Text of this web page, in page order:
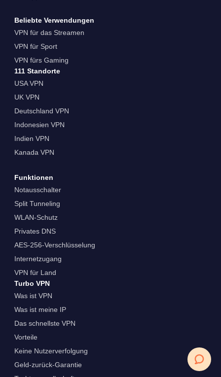
Beliebte Verwendungen
VPN für das Streamen
VPN für Sport
VPN fürs Gaming
111 Standorte
USA VPN
UK VPN
Deutschland VPN
Indonesien VPN
Indien VPN
Kanada VPN
Funktionen
Notausschalter
Split Tunneling
WLAN-Schutz
Privates DNS
AES-256-Verschlüsselung
Internetzugang
VPN für Land
Turbo VPN
Was ist VPN
Was ist meine IP
Das schnellste VPN
Vorteile
Keine Nutzerverfolgung
Geld-zurück-Garantie